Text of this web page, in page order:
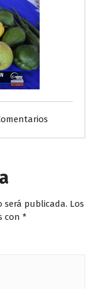
será publicada. Los
con *